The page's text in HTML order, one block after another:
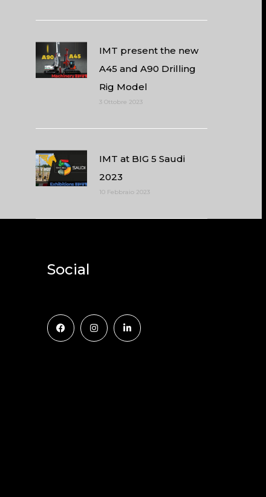
IMT present the new
A45 and A90 Drilling
Rig Model
3 Ottobre 2023
IMT at BIG 5 Saudi
2023
10 Febbraio 2023
Social